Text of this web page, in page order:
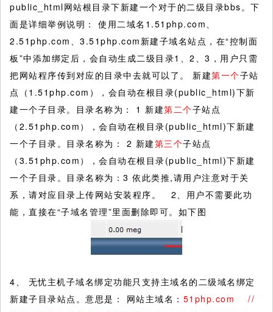
public_html网站根目录下新建一个对于的二级目录bbs。下
面是详细举例说明： 使用二域名1.51php.com、
2.51php.com、3.51php.com新建子域名站点，在“控制面
板”中添加绑定后，会自动生成二级目录1、2、3，用户只需
把网站程序传到对应的目录中去就可以了。 新建第一个子站
点（1.51php.com），会自动在根目录(public_html)下新
建一个子目录。目录名称为： 1 新建第二个子站点
（2.51php.com），会自动在根目录(public_html)下新建
一个子目录。目录名称为： 2 新建第三个子站点
（3.51php.com），会自动在根目录(public_html)下新建
一个子目录。目录名称为：3 依此类推,请用户注意对于关
系，请对应目录上传网站安装程序。 2、用户不需要此功
能，直接在“子域名管理”里面删除即可。如下图
4、 无忧主机子域名绑定功能只支持主域名的二级域名绑定
新建子目录站点。意思是： 网站主域名： 51php.com //